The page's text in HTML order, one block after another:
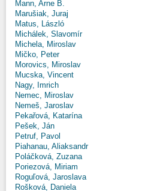
Mann, Arne B.
Marušiak, Juraj
Matus, László
Michálek, Slavomír
Michela, Miroslav
Mičko, Peter
Morovics, Miroslav
Mucska, Vincent
Nagy, Imrich
Nemec, Miroslav
Nemeš, Jaroslav
Pekařová, Katarína
Pešek, Ján
Petruf, Pavol
Piahanau, Aliaksandr
Poláčková, Zuzana
Poriezová, Miriam
Roguľová, Jaroslava
Rošková, Daniela